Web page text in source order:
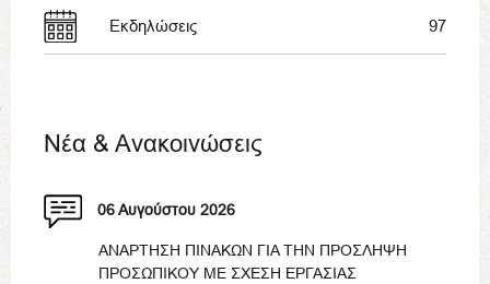
Εκδηλώσεις 97
Νέα & Ανακοινώσεις
06 Αυγούστου 2026
ΑΝΑΡΤΗΣΗ ΠΙΝΑΚΩΝ ΓΙΑ ΤΗΝ ΠΡΟΣΛΗΨΗ
ΠΡΟΣΩΠΙΚΟΥ ΜΕ ΣΧΕΣΗ ΕΡΓΑΣΙΑΣ